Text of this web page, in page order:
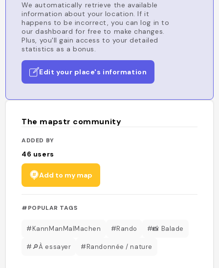
We automatically retrieve the available
information about your location. If it
happens to be incorrect, you can log in to
our dashboard for free to make changes.
Plus, you'll gain access to your detailed
statistics as a bonus.
Edit your place's information
The mapstr community
ADDED BY
46 users
Add to my map
#POPULAR TAGS
#KannManMalMachen #Rando #📸 Balade
#🔎À essayer #Randonnée / nature